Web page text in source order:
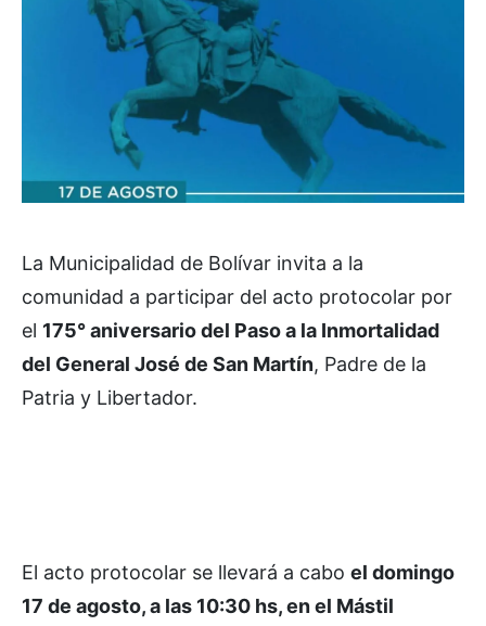
La Municipalidad de Bolívar invita a la
comunidad a participar del acto protocolar por
el 175° aniversario del Paso a la Inmortalidad
del General José de San Martín, Padre de la
Patria y Libertador.
El acto protocolar se llevará a cabo el domingo
17 de agosto, a las 10:30 hs, en el Mástil